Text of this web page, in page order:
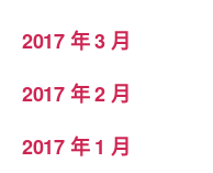
2017 年 3 月
2017 年 2 月
2017 年 1 月